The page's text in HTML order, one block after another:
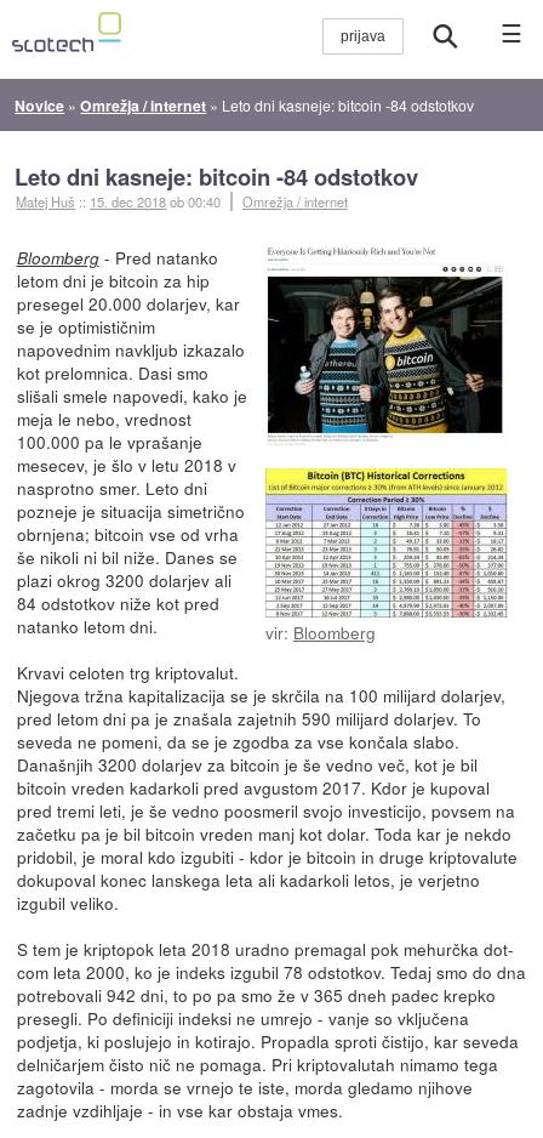
☰
Novice »Omrežja / internet » Leto dni kasneje: bitcoin -84 odstotkov
Leto dni kasneje: bitcoin -84 odstotkov
Matej Huš :: 15. dec 2018ob 00:40 Omrežja / internet
vir: Bloomberg
Bloomberg- Pred natanko
letom dni je bitcoin za hip
presegel 20.000 dolarjev, kar
se je optimističnim
napovednim navkljub izkazalo
kot prelomnica. Dasi smo
slišali smele napovedi, kako je
meja le nebo, vrednost
100.000 pa le vprašanje
mesecev, je šlo v letu 2018 v
nasprotno smer. Leto dni
pozneje je situacija simetrično
obrnjena; bitcoin vse od vrha
še nikoli ni bil niže. Danes se
plazi okrog 3200 dolarjev ali
84 odstotkov niže kot pred
natanko letom dni.
Krvavi celoten trg kriptovalut.
Njegova tržna kapitalizacija se je skrčila na 100 milijard dolarjev,
pred letom dni pa je znašala zajetnih 590 milijard dolarjev. To
seveda ne pomeni, da se je zgodba za vse končala slabo.
Današnjih 3200 dolarjev za bitcoin je še vedno več, kot je bil
bitcoin vreden kadarkoli pred avgustom 2017. Kdor je kupoval
pred tremi leti, je še vedno poosmeril svojo investicijo, povsem na
začetku pa je bil bitcoin vreden manj kot dolar. Toda kar je nekdo
pridobil, je moral kdo izgubiti - kdor je bitcoin in druge kriptovalute
dokupoval konec lanskega leta ali kadarkoli letos, je verjetno
izgubil veliko.
S tem je kriptopok leta 2018 uradno premagal pok mehurčka dot-
com leta 2000, ko je indeks izgubil 78 odstotkov. Tedaj smo do dna
potrebovali 942 dni, to po pa smo že v 365 dneh padec krepko
presegli. Po definiciji indeksi ne umrejo - vanje so vključena
podjetja, ki poslujejo in kotirajo. Propadla sproti čistijo, kar seveda
delničarjem čisto nič ne pomaga. Pri kriptovalutah nimamo tega
zagotovila - morda se vrnejo te iste, morda gledamo njihove
zadnje vzdihljaje - in vse kar obstaja vmes.